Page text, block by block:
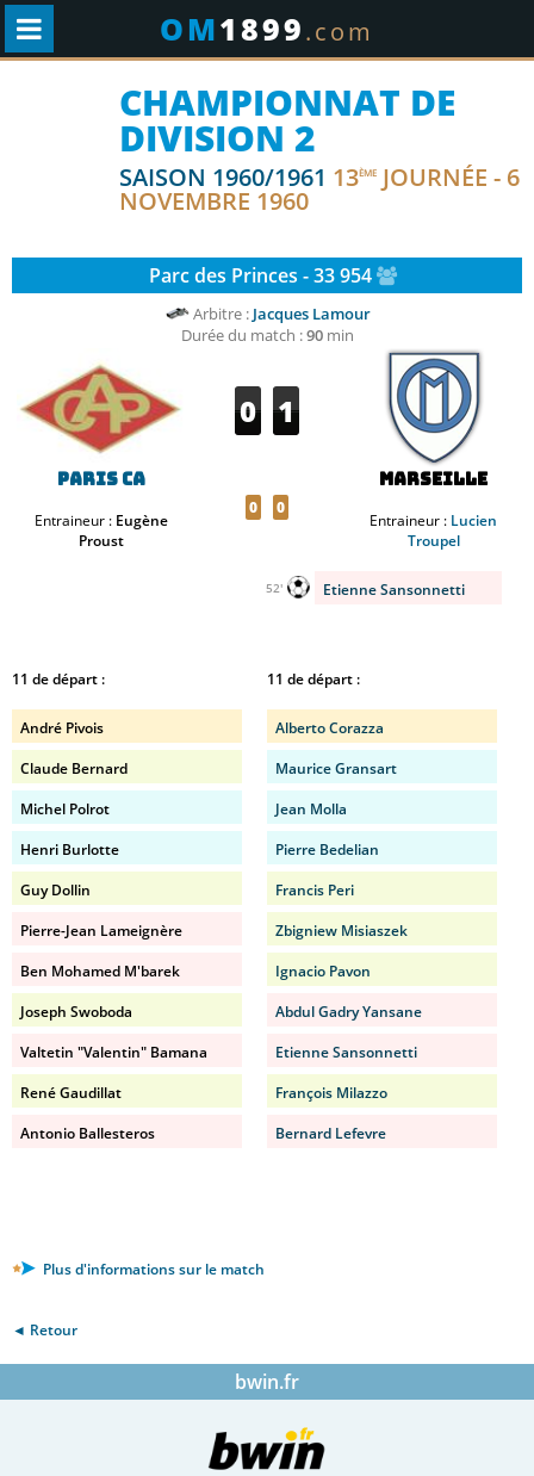
OM1899.com
CHAMPIONNAT DE
DIVISION 2
SAISON 1960/1961 13ÈME JOURNÉE - 6
NOVEMBRE 1960
Parc des Princes - 33 954
Arbitre : Jacques Lamour
Durée du match :90min
Paris CA
Entraineur : Eugène
Proust
0 1
0 0
Marseille
Entraineur : Lucien
Troupel
Etienne Sansonnetti
52'
11 de départ :
André Pivois
Claude Bernard
Michel Polrot
Henri Burlotte
Guy Dollin
Pierre-Jean Lameignère
Ben Mohamed M'barek
Joseph Swoboda
Valtetin "Valentin" Bamana
René Gaudillat
Antonio Ballesteros
11 de départ :
Alberto Corazza
Maurice Gransart
Jean Molla
Pierre Bedelian
Francis Peri
Zbigniew Misiaszek
Ignacio Pavon
Abdul Gadry Yansane
Etienne Sansonnetti
François Milazzo
Bernard Lefevre
Plus d'informations sur le match
◄ Retour
bwin.fr